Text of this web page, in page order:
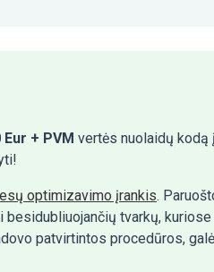
Eur + PVM vertės nuolaidų
optimizavimo įrankis.
tvarkų,
patvirtintos procedūros,